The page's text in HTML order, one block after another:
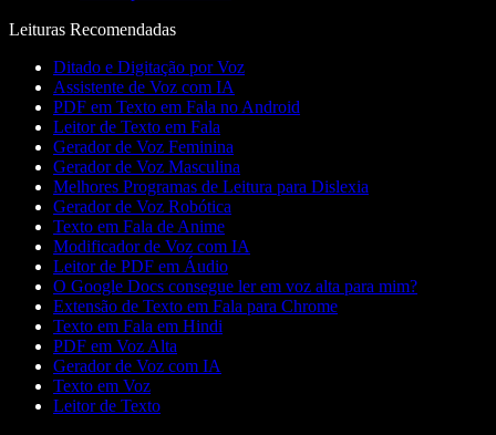
Leituras Recomendadas
Ditado e Digitação por Voz
Assistente de Voz com IA
PDF em Texto em Fala no Android
Leitor de Texto em Fala
Gerador de Voz Feminina
Gerador de Voz Masculina
Melhores Programas de Leitura para Dislexia
Gerador de Voz Robótica
Texto em Fala de Anime
Modificador de Voz com IA
Leitor de PDF em Áudio
O Google Docs consegue ler em voz alta para mim?
Extensão de Texto em Fala para Chrome
Texto em Fala em Hindi
PDF em Voz Alta
Gerador de Voz com IA
Texto em Voz
Leitor de Texto